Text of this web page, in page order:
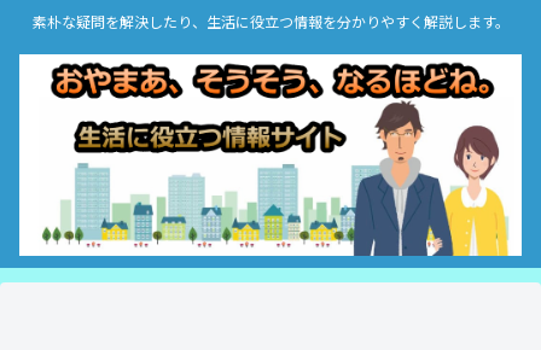
素朴な疑問を解決したり、生活に役立つ情報を分かりやすく解説します。